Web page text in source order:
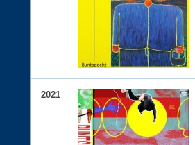
2021